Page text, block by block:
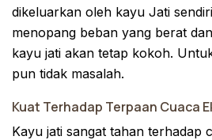
dikeluarkan oleh kayu Jati
menopang beban yang berat
kayu jati akan tetap kokoh.
pun tidak masalah.
Kuat Terhadap Terpaan Cuaca
Kayu jati sangat tahan terhadap